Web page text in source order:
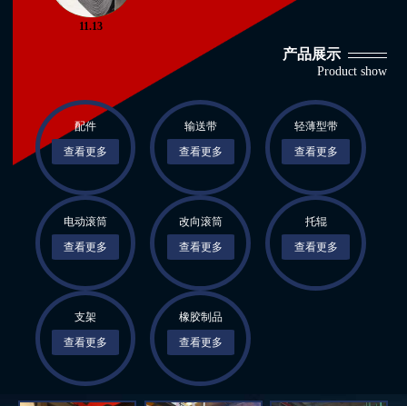
1
11.13
产品展示
Product show
配件
查看更多
输送带
查看更多
轻薄型带
查看更多
电动滚筒
查看更多
改向滚筒
查看更多
托辊
查看更多
支架
查看更多
橡胶制品
查看更多